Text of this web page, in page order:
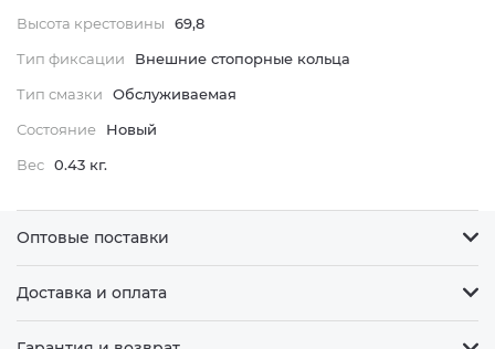
Высота крестовины
69,8
Тип фиксации
Внешние стопорные кольца
Тип смазки
Обслуживаемая
Состояние
Новый
Вес 0.43 кг.
Оптовые поставки
Доставка и оплата